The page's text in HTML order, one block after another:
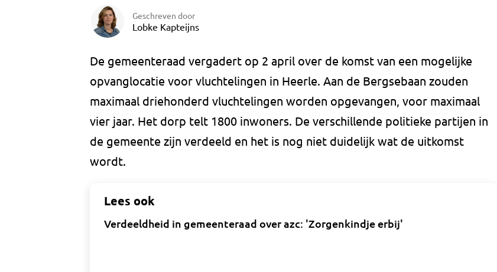
Geschreven door
Lobke Kapteijns
De gemeenteraad vergadert op 2 april over de komst van een mogelijke
opvanglocatie voor vluchtelingen in Heerle. Aan de Bergsebaan zouden
maximaal driehonderd vluchtelingen worden opgevangen, voor maximaal
vier jaar. Het dorp telt 1800 inwoners. De verschillende politieke partijen in
de gemeente zijn verdeeld en het is nog niet duidelijk wat de uitkomst
wordt.
Lees ook
Verdeeldheid in gemeenteraad over azc: 'Zorgenkindje erbij'